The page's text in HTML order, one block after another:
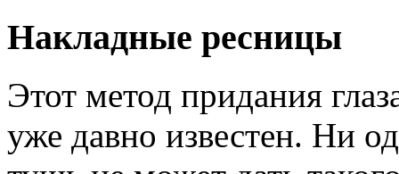
Накладные ресницы
Этот метод придания
уже давно известен. Ни